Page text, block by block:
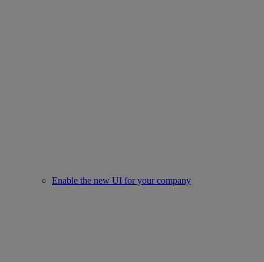
Enable the new UI for your company